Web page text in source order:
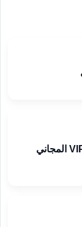
Q2: هل يمكنني الاستمتاع بخصم 20% و VIP المجاني